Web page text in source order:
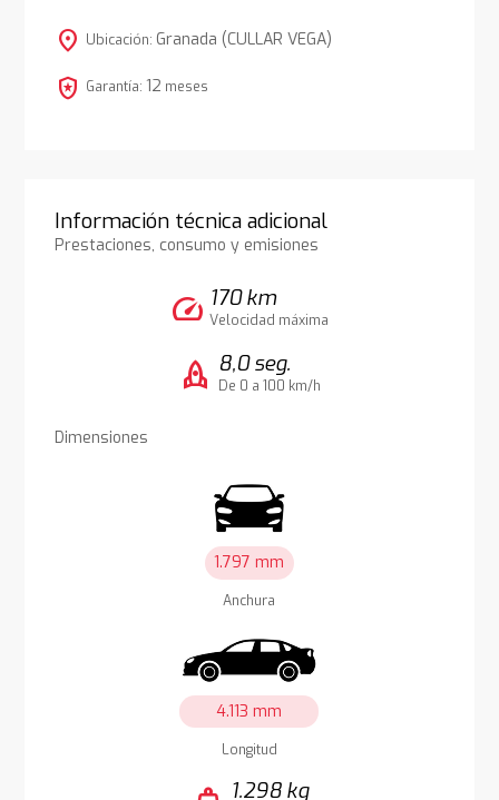
location_on Ubicación: Granada (CULLAR VEGA)
local_police Garantía: 12 meses
Información técnica adicional
Prestaciones, consumo y emisiones
speed 170 km
Velocidad máxima
rocket 8,0 seg.
De 0 a 100 km/h
Dimensiones
1.797 mm
Anchura
4.113 mm
Longitud
1.298 kg